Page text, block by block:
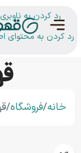
رد کردن به ناوبری
رد کردن به محتوای
خانه فروشگاه